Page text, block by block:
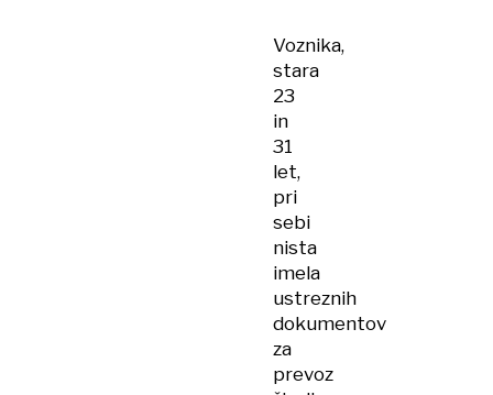
Voznika,
stara
23
in
31
let,
pri
sebi
nista
imela
ustreznih
dokumentov
za
prevoz